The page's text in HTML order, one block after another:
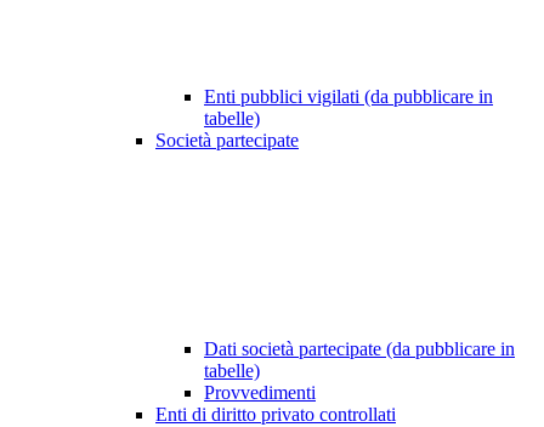
Enti pubblici vigilati (da pubblicare in
tabelle)
Società partecipate
Dati società partecipate (da pubblicare in
tabelle)
Provvedimenti
Enti di diritto privato controllati